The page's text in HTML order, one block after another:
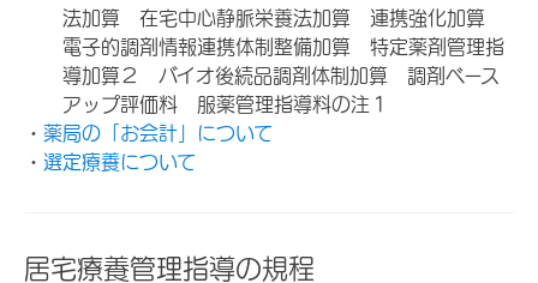
法加算 在宅中心静脈栄養法加算 連携強化加算
電子的調剤情報連携体制整備加算 特定薬剤管理指
導加算２ バイオ後続品調剤体制加算 調剤ベース
アップ評価料 服薬管理指導料の注１
・ 薬局の「お会計」について
・ 選定療養について
居宅療養管理指導の規程